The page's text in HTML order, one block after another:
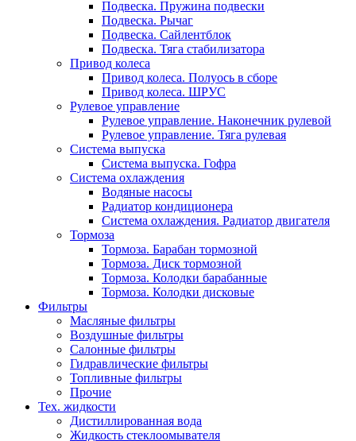
Подвеска. Пружина подвески
Подвеска. Рычаг
Подвеска. Сайлентблок
Подвеска. Тяга стабилизатора
Привод колеса
Привод колеса. Полуось в сборе
Привод колеса. ШРУС
Рулевое управление
Рулевое управление. Наконечник рулевой
Рулевое управление. Тяга рулевая
Система выпуска
Система выпуска. Гофра
Система охлаждения
Водяные насосы
Радиатор кондиционера
Система охлаждения. Радиатор двигателя
Тормоза
Тормоза. Барабан тормозной
Тормоза. Диск тормозной
Тормоза. Колодки барабанные
Тормоза. Колодки дисковые
Фильтры
Масляные фильтры
Воздушные фильтры
Салонные фильтры
Гидравлические фильтры
Топливные фильтры
Прочие
Тех. жидкости
Дистиллированная вода
Жидкость стеклоомывателя